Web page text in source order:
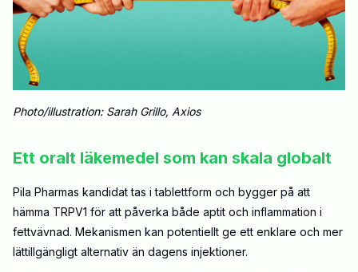
Photo/illustration: Sarah Grillo, Axios
Ett oralt läkemedel som kan skala globalt
Pila Pharmas kandidat tas i tablettform och bygger på att
hämma TRPV1 för att påverka både aptit och inflammation i
fettvävnad. Mekanismen kan potentiellt ge ett enklare och mer
lättillgängligt alternativ än dagens injektioner.